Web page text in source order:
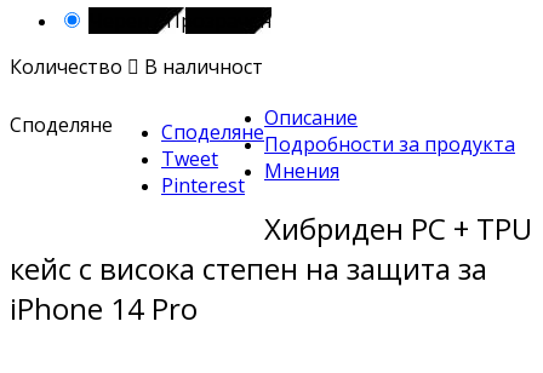
Черен / Прозрачен
Количество  В наличност
Споделяне
Споделяне
Tweet
Pinterest
Описание
Подробности за продукта
Мнения
Хибриден PC + TPU
кейс с висока степен на защита за
iPhone 14 Pro